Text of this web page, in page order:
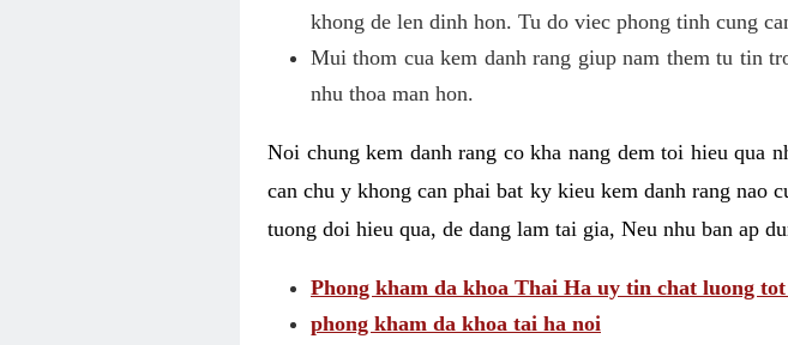
khong de len dinh hon. Tu do viec phong tinh cung
Mui thom cua kem danh rang giup nam them tu tin
nhu thoa man hon.
Noi chung kem danh rang co kha nang dem toi hieu qua
can chu y khong can phai bat ky kieu kem danh rang nao
tuong doi hieu qua, de dang lam tai gia, Neu nhu ban ap
Phong kham da khoa Thai Ha uy tin chat luong
phong kham da khoa tai ha noi